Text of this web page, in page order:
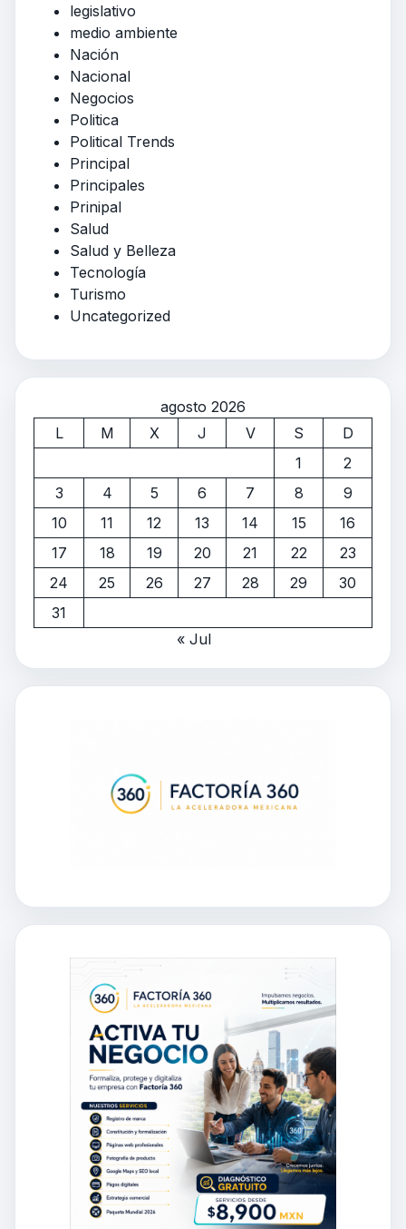
legislativo
medio ambiente
Nación
Nacional
Negocios
Politica
Political Trends
Principal
Principales
Prinipal
Salud
Salud y Belleza
Tecnología
Turismo
Uncategorized
agosto 2026
L
M X J V S
D
1
2
3
4 5 6 7 8
9
10
11 12 13 14 15
16
17
18 19 20 21 22
23
24
25 26 27 28 29
30
31
« Jul